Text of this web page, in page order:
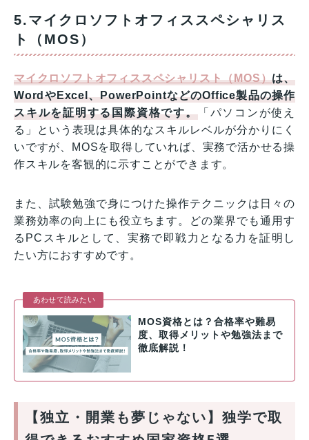
5.マイクロソフトオフィススペシャリス
ト（MOS）
マイクロソフトオフィススペシャリスト（MOS）は、
WordやExcel、PowerPointなどのOffice製品の操作
スキルを証明する国際資格です。「パソコンが使え
る」という表現は具体的なスキルレベルが分かりにく
いですが、MOSを取得していれば、実務で活かせる操
作スキルを客観的に示すことができます。
また、試験勉強で身につけた操作テクニックは日々の
業務効率の向上にも役立ちます。どの業界でも通用す
るPCスキルとして、実務で即戦力となる力を証明し
たい方におすすめです。
あわせて読みたい
MOS資格とは？合格率や難易
度、取得メリットや勉強法まで
徹底解説！
【独立・開業も夢じゃない】独学で取